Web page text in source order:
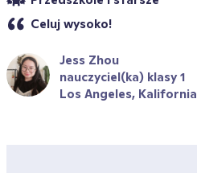
Celuj wysoko!
Jess Zhou
nauczyciel(ka) klasy 1
Los Angeles, Kalifornia